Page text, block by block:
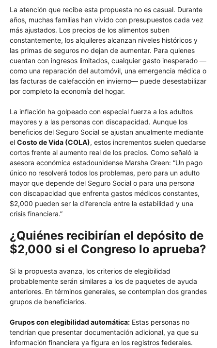
La atención que recibe esta propuesta no es casual. Durante
años, muchas familias han vivido con presupuestos cada vez
más ajustados. Los precios de los alimentos suben
constantemente, los alquileres alcanzan niveles históricos y
las primas de seguros no dejan de aumentar. Para quienes
cuentan con ingresos limitados, cualquier gasto inesperado —
como una reparación del automóvil, una emergencia médica o
las facturas de calefacción en invierno— puede desestabilizar
por completo la economía del hogar.
La inflación ha golpeado con especial fuerza a los adultos
mayores y a las personas con discapacidad. Aunque los
beneficios del Seguro Social se ajustan anualmente mediante
el Costo de Vida (COLA), estos incrementos suelen quedarse
cortos frente al aumento real de los precios. Como señaló la
asesora económica estadounidense Marsha Green: “Un pago
único no resolverá todos los problemas, pero para un adulto
mayor que depende del Seguro Social o para una persona
con discapacidad que enfrenta gastos médicos constantes,
$2,000 pueden ser la diferencia entre la estabilidad y una
crisis financiera.”
¿Quiénes recibirían el depósito de
$2,000 si el Congreso lo aprueba?
Si la propuesta avanza, los criterios de elegibilidad
probablemente serán similares a los de paquetes de ayuda
anteriores. En términos generales, se contemplan dos grandes
grupos de beneficiarios.
Grupos con elegibilidad automática: Estas personas no
tendrían que presentar documentación adicional, ya que su
información financiera ya figura en los registros federales.